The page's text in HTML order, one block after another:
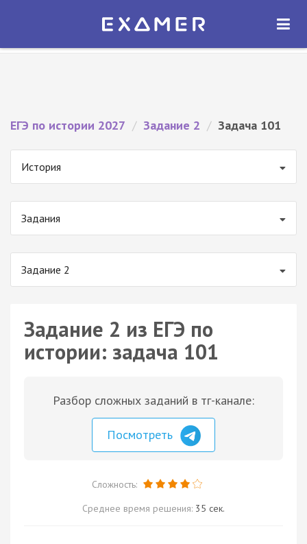
Экзамер — ЕГЭ 2027
ОТКРЫТЬ
ЕГЭ по истории 2027 / Задание 2 / Задача 101
История
Задания
Задание 2
Задание 2 из ЕГЭ по
истории: задача 101
Разбор сложных заданий в тг-канале:
Посмотреть
Сложность:
Среднее время решения: 35 сек.